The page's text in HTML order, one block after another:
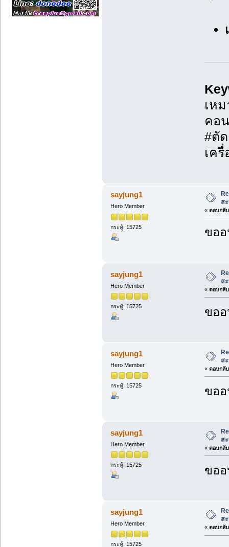
เห
คอ
#ตั
เค
sayjung1
Hero Member
กระทู้: 15725
ส
« ตอบกลั
ขอ
sayjung1
Hero Member
กระทู้: 15725
ส
« ตอบกลั
ขอ
sayjung1
Hero Member
กระทู้: 15725
ส
« ตอบกลั
ขอ
sayjung1
Hero Member
กระทู้: 15725
ส
« ตอบกลั
ขอ
sayjung1
Hero Member
กระทู้: 15725
ส
« ตอบกลั